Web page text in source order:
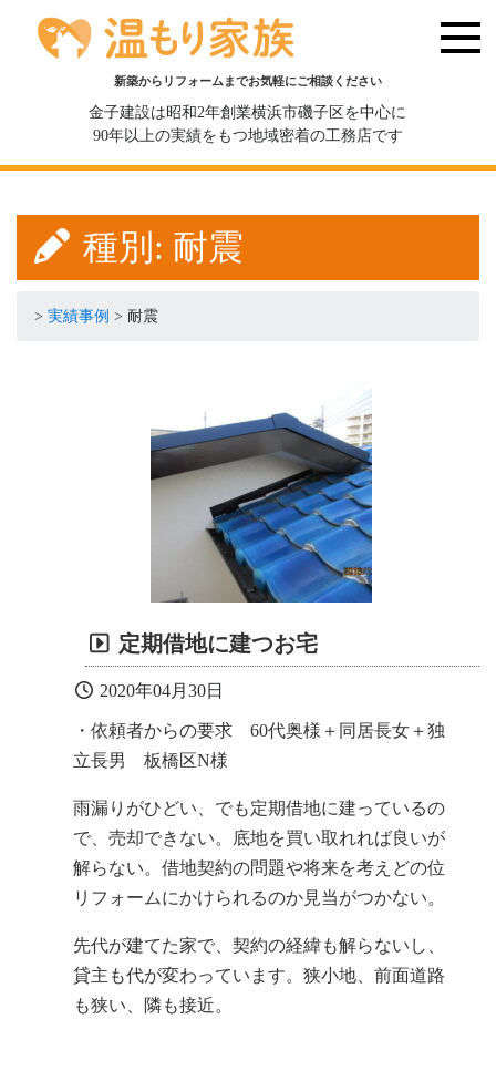
新築からリフォームまでお気軽にご相談ください
金子建設は昭和2年創業横浜市磯子区を中心に
90年以上の実績をもつ地域密着の工務店です
種別: 耐震
> 実績事例 > 耐震
定期借地に建つお宅
2020年04月30日
・依頼者からの要求 60代奥様＋同居長女＋独
立長男 板橋区N様
雨漏りがひどい、でも定期借地に建っているの
で、売却できない。底地を買い取れれば良いが
解らない。借地契約の問題や将来を考えどの位
リフォームにかけられるのか見当がつかない。
先代が建てた家で、契約の経緯も解らないし、
貸主も代が変わっています。狭小地、前面道路
も狭い、隣も接近。